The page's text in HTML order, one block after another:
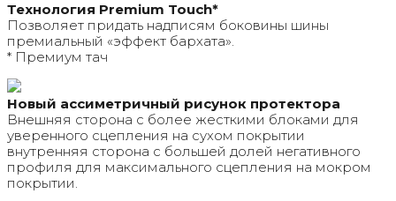
Технология Premium Touch*
Позволяет придать надписям боковины шины
премиальный «эффект бархата».
* Премиум тач
Новый ассиметричный рисунок протектора
Внешняя сторона с более жесткими блоками для
уверенного сцепления на сухом покрытии
внутренняя сторона с большей долей негативного
профиля для максимального сцепления на мокром
покрытии.